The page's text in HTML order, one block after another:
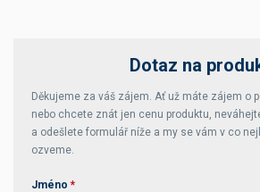
Dotaz na
Děkujeme za váš zájem. Ať už máte zájem o
nebo chcete znát jen cenu produktu,
a odešlete formulář níže a my se vám v co
ozveme.
Jméno *